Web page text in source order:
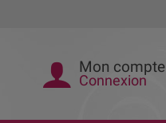
Mon compte
Connexion